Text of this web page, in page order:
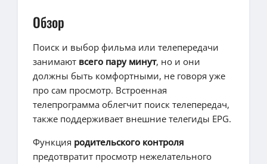
Обзор
Поиск и выбор фильма или телепередачи
занимают всего пару минут, но и они
должны быть комфортными, не говоря уже
про сам просмотр. Встроенная
телепрограмма облегчит поиск телепередач,
также поддерживает внешние телегиды EPG.
Функция родительского контроля
предотвратит просмотр нежелательного